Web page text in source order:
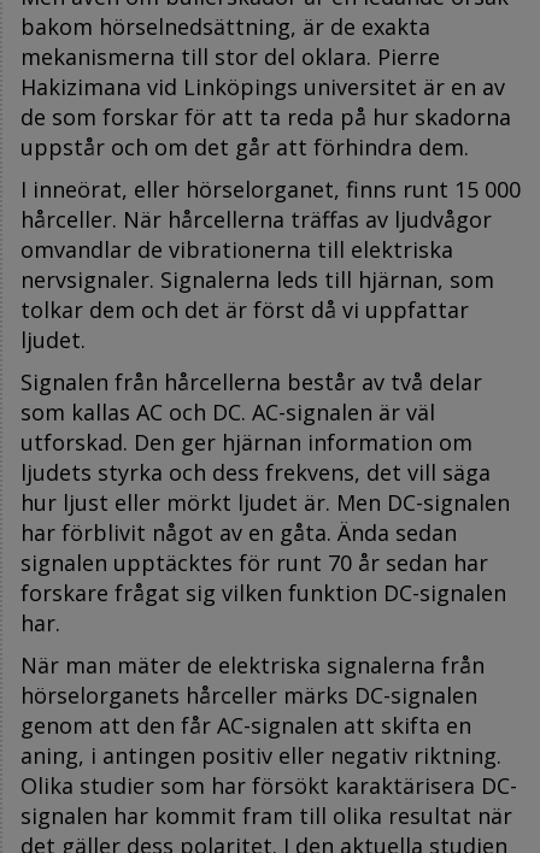
bakom hörselnedsättning, är de exakta
mekanismerna till stor del oklara. Pierre
Hakizimana vid Linköpings universitet är en av
de som forskar för att ta reda på hur skadorna
uppstår och om det går att förhindra dem.
I inneörat, eller hörselorganet, finns runt 15 000
hårceller. När hårcellerna träffas av ljudvågor
omvandlar de vibrationerna till elektriska
nervsignaler. Signalerna leds till hjärnan, som
tolkar dem och det är först då vi uppfattar
ljudet.
Signalen från hårcellerna består av två delar
som kallas AC och DC. AC-signalen är väl
utforskad. Den ger hjärnan information om
ljudets styrka och dess frekvens, det vill säga
hur ljust eller mörkt ljudet är. Men DC-signalen
har förblivit något av en gåta. Ända sedan
signalen upptäcktes för runt 70 år sedan har
forskare frågat sig vilken funktion DC-signalen
har.
När man mäter de elektriska signalerna från
hörselorganets hårceller märks DC-signalen
genom att den får AC-signalen att skifta en
aning, i antingen positiv eller negativ riktning.
Olika studier som har försökt karaktärisera DC-
signalen har kommit fram till olika resultat när
det gäller dess polaritet. I den aktuella studien